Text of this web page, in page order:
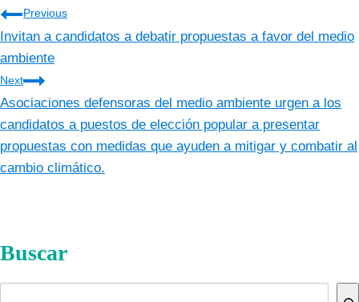
Navegación
de
entradas
Previous
Invitan a candidatos a debatir propuestas a favor del medio
ambiente
Next
Asociaciones defensoras del medio ambiente urgen a los
candidatos a puestos de elección popular a presentar
propuestas con medidas que ayuden a mitigar y combatir al
cambio climático.
Buscar